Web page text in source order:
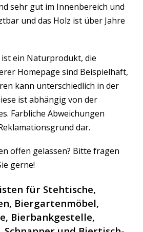
sehr gut im Innenbereich und
und das Holz ist über Jahre
ist ein Naturprodukt, die
Homepage sind Beispielhaft,
kann unterschiedlich in der
ist abhängig von der
Farbliche Abweichungen
dar.
offen gelassen? Bitte fragen
gerne!
für Stehtische,
Biergartenmöbel,
Bierbankgestelle,